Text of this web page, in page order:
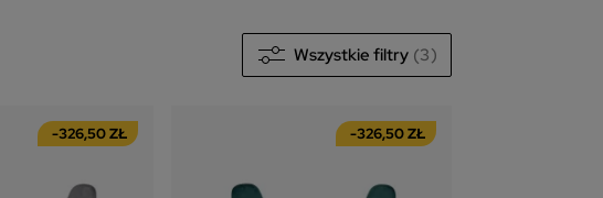
2756 zł
Wszystkie filtry (3)
-326,50 ZŁ -326,50 ZŁ